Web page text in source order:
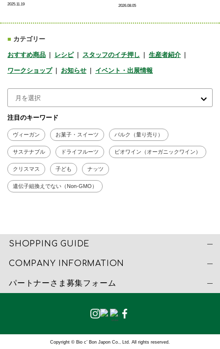
2025.11.19 2026.08.05
■ カテゴリー
おすすめ商品 レシピ スタッフのイチ押し 生産者紹介
ワークショップ お知らせ イベント・出展情報
注目のキーワード
ヴィーガン お菓子・スイーツ バルク（量り売り）
サステナブル ドライフルーツ ビオワイン（オーガニックワイン）
クリスマス 子ども ナッツ
遺伝子組換えでない（Non-GMO）
SHOPPING GUIDE
COMPANY INFORMATION
パートナーさま募集フォーム
Copyright © Bio c’ Bon Japon Co., Ltd. All rights reserved.